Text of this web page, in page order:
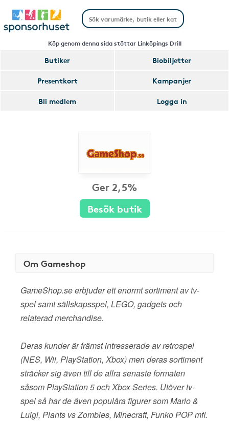
Köp genom denna sida stöttar Linköpings Drill
Butiker
Biobiljetter
Presentkort
Kampanjer
Bli medlem
Logga in
Ger 2,5%
Besök butik
Om Gameshop
GameShop.se erbjuder ett enormt sortiment av tv-
spel samt sällskapsspel, LEGO, gadgets och
relaterad merchandise.
Deras kunder är främst intresserade av retrospel
(NES, Wii, PlayStation, Xbox) men deras sortiment
sträcker sig även till de allra senaste formaten
såsom PlayStation 5 och Xbox Series. Utöver tv-
spel så har de även populära figurer som Mario &
Luigi, Plants vs Zombies, Minecraft, Funko POP mfl.